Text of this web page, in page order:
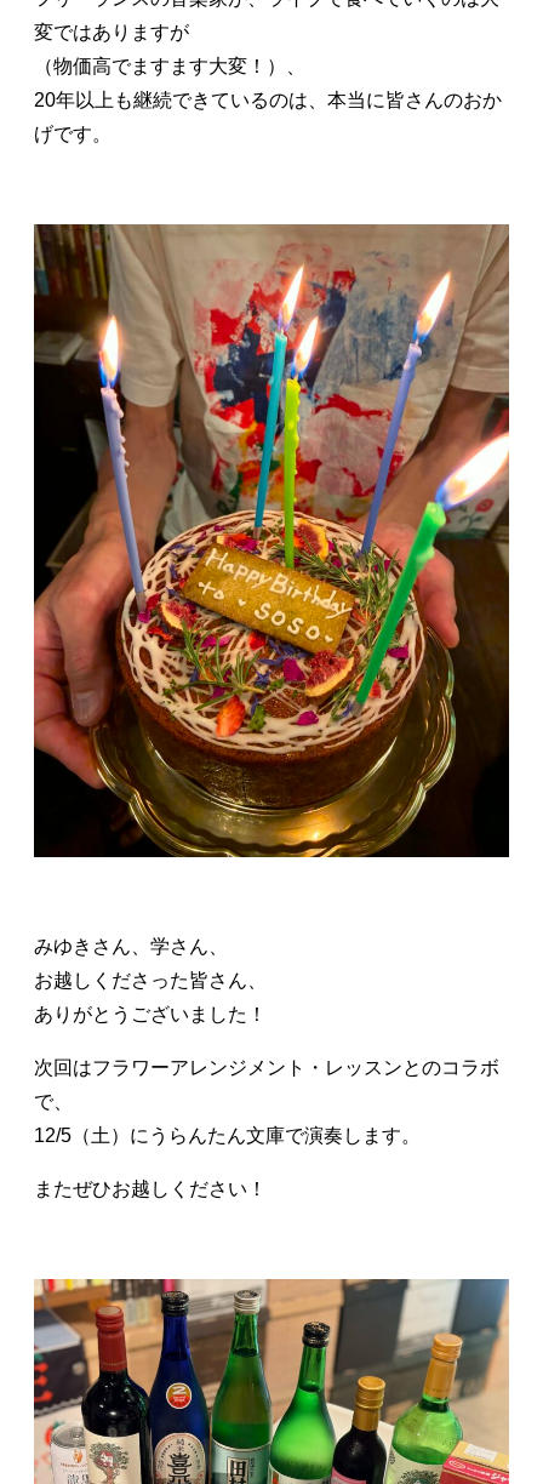
変ではありますが
（物価高でますます大変！）、
20年以上も継続できているのは、本当に皆さんのおか
げです。
みゆきさん、学さん、
お越しくださった皆さん、
ありがとうございました！
次回はフラワーアレンジメント・レッスンとのコラボ
で、
12/5（土）にうらんたん文庫で演奏します。
またぜひお越しください！